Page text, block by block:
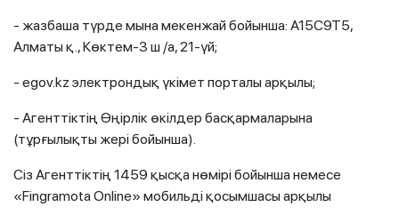
- жазбаша түрде мына мекенжай бойынша: А15С9Т5,
Алматы қ., Көктем-3 ш /а, 21-үй;
- egov.kz электрондық үкімет порталы арқылы;
- Агенттіктің Өңірлік өкілдер басқармаларына
(тұрғылықты жері бойынша).
Сіз Агенттіктің 1459 қысқа нөмірі бойынша немесе
«Fingramota Online» мобильді қосымшасы арқылы